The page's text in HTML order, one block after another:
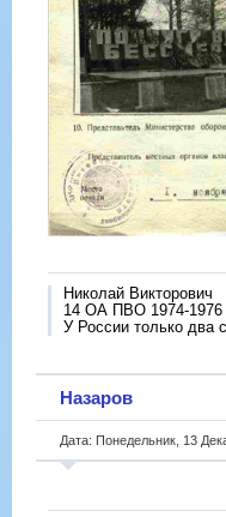
Николай Викторович
14 ОА ПВО 1974-1976
У России только два
Назаров
Дата: Понедельник, 13